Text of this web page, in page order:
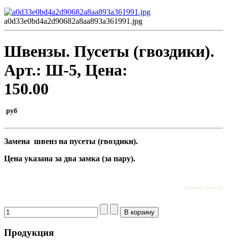
a0d33e0bd4a2d90682a8aa893a361991.jpg
Швензы. Пусеты (гвоздики).
Арт.: Ш-5, Цена:
150.00
руб
Замена швенз на пусеты (гвоздики).
Цена указана за два замка (за пару).
Швензы пуссеты
Продукция